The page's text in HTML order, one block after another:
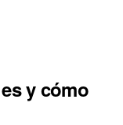
y cómo